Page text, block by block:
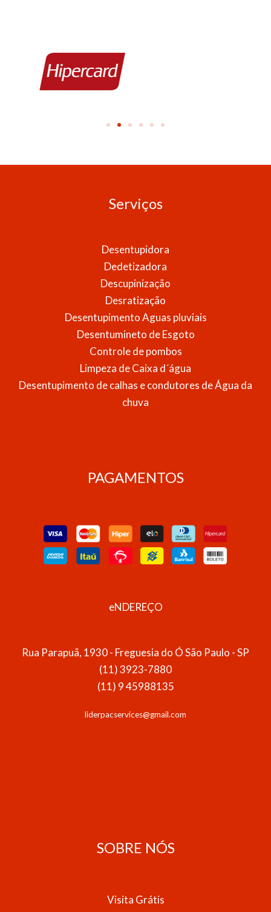
Serviços
Desentupidora
Dedetizadora
Descupinização
Desratização
Desentupimento Aguas pluviais
Desentumineto de Esgoto
Controle de pombos
Limpeza de Caixa d´água
Desentupimento de calhas e condutores de Água da
chuva
PAGAMENTOS
eNDEREÇO
Rua Parapuã, 1930 - Freguesia do Ó São Paulo - SP
(11) 3923-7880
(11) 9 45988135
liderpacservices@gmail.com
SOBRE NÓS
Visita Grátis